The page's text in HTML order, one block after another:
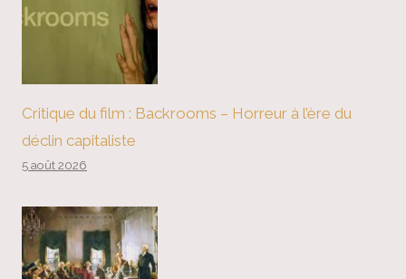
Critique du film : Backrooms – Horreur à l’ère du
déclin capitaliste
5 août 2026